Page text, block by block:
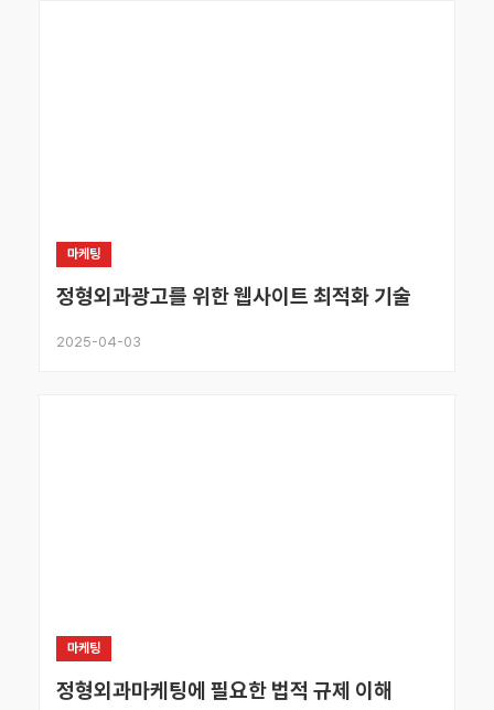
마케팅
정형외과광고를 위한 웹사이트 최적화 기술
2025-04-03
마케팅
정형외과마케팅에 필요한 법적 규제 이해